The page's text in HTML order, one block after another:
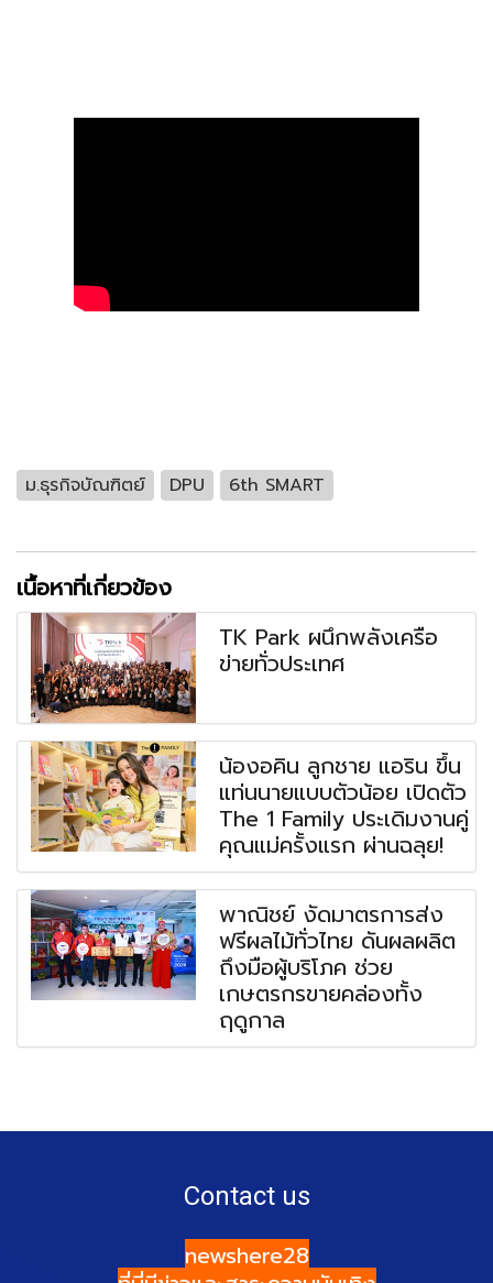
ม.ธุรกิจบัณฑิตย์ DPU 6th SMART
เนื้อหาที่เกี่ยวข้อง
TK Park ผนึกพลังเครือ
ข่ายทั่วประเทศ
น้องอคิน ลูกชาย แอริน ขึ้น
แท่นนายแบบตัวน้อย เปิดตัว
The 1 Family ประเดิมงานคู่
คุณแม่ครั้งแรก ผ่านฉลุย!
พาณิชย์ งัดมาตรการส่ง
ฟรีผลไม้ทั่วไทย ดันผลผลิต
ถึงมือผู้บริโภค ช่วย
เกษตรกรขายคล่องทั้ง
ฤดูกาล
Contact us
newshere28